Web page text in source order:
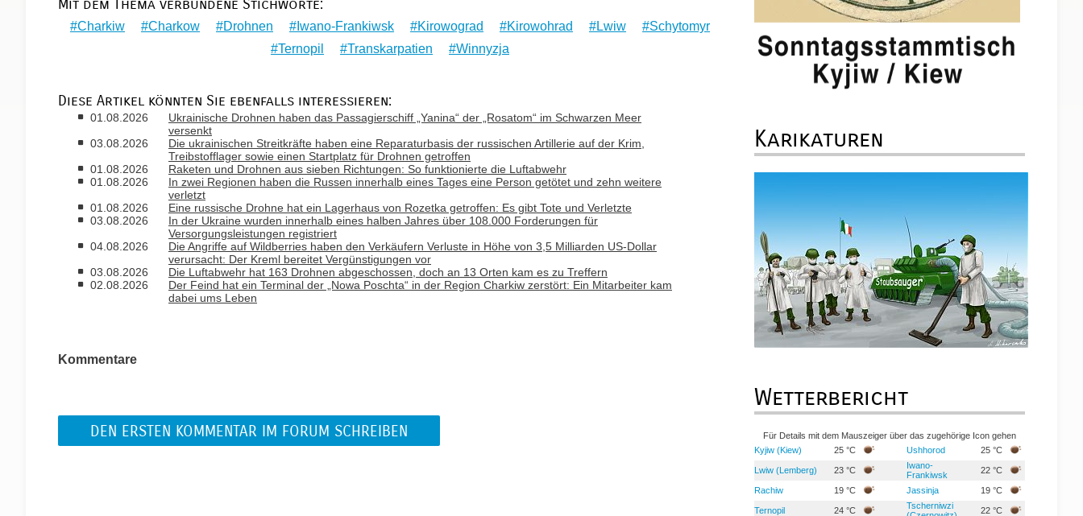
Mit dem Thema verbundene Stichworte:
Charkiw Charkow Drohnen Iwano-Frankiwsk Kirowograd Kirowohrad Lwiw
Schytomyr
Ternopil
Transkarpatien Winnyzja
Diese Artikel könnten Sie ebenfalls interessieren:
01.08.2026
Ukrainische Drohnen haben das Passagierschiff „Yanina“ der „Rosatom“ im Schwarzen Meer
versenkt
03.08.2026
Die ukrainischen Streitkräfte haben eine Reparaturbasis der russischen Artillerie auf der Krim,
Treibstofflager sowie einen Startplatz für Drohnen getroffen
01.08.2026
Raketen und Drohnen aus sieben Richtungen: So funktionierte die Luftabwehr
01.08.2026
In zwei Regionen haben die Russen innerhalb eines Tages eine Person getötet und zehn weitere
verletzt
01.08.2026
Eine russische Drohne hat ein Lagerhaus von Rozetka getroffen: Es gibt Tote und Verletzte
03.08.2026
In der Ukraine wurden innerhalb eines halben Jahres über 108.000 Forderungen für
Versorgungsleistungen registriert
04.08.2026
Die Angriffe auf Wildberries haben den Verkäufern Verluste in Höhe von 3,5 Milliarden US-Dollar
verursacht: Der Kreml bereitet Vergünstigungen vor
03.08.2026
Die Luftabwehr hat 163 Drohnen abgeschossen, doch an 13 Orten kam es zu Treffern
02.08.2026
Der Feind hat ein Terminal der „Nowa Poschta“ in der Region Charkiw zerstört: Ein Mitarbeiter kam
dabei ums Leben
Kommentare
DEN ERSTEN KOMMENTAR IM FORUM SCHREIBEN
Karikaturen
Wetterbericht
Für Details mit dem Mauszeiger über das zugehörige Icon gehen
Kyjiw (Kiew)
25 °C Ushhorod 25 °C
Lwiw (Lemberg) 23 °C
Iwano-
Frankiwsk
22 °C
Rachiw 19 °C Jassinja 19 °C
Ternopil 24 °C
Tscherniwzi
22 °C